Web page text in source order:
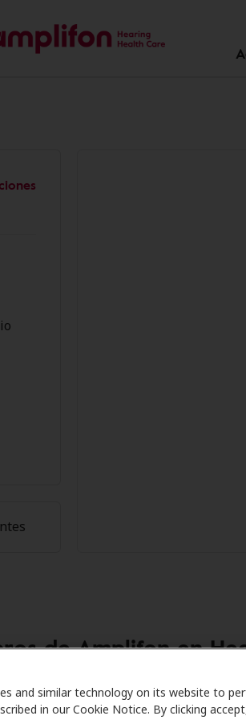
and similar technology on its website to
in our Cookie Notice. By clicking
de Amplifon en
planes de beneficios y clínicas
y atención auditiva. Nuestros